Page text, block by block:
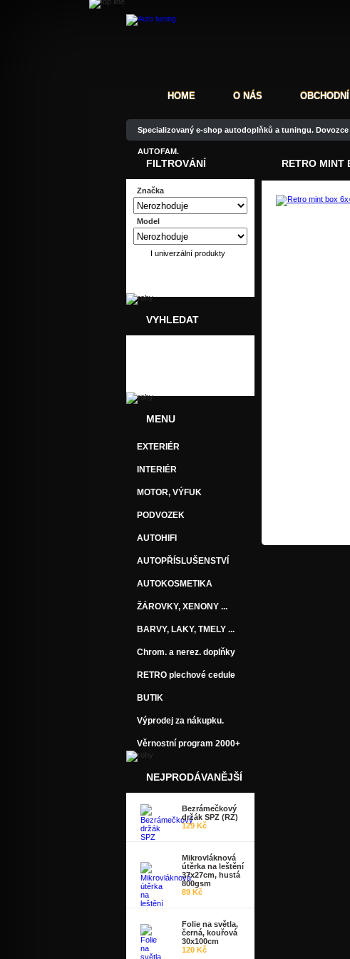
RETRO MINT
FILTROVÁNÍ
Značka
Model
I univerzální produkty
VYHLEDAT
MENU
EXTERIÉR
INTERIÉR
MOTOR, VÝFUK
PODVOZEK
AUTOHIFI
AUTOPŘÍSLUŠENSTVÍ
AUTOKOSMETIKA
ŽÁROVKY, XENONY ...
BARVY, LAKY, TMELY ...
Chrom. a nerez. doplňky
RETRO plechové cedule
BUTIK
Výprodej za nákupku.
Věrnostní program 2000+
NEJPRODÁVANĚJŠÍ
Bezrámečkový
držák SPZ (RZ)
129 Kč
Mikrovláknová
útěrka na leštění
37x27cm, hustá
800gsm
89 Kč
Folie na světla,
černá, kouřová
30x100cm
120 Kč
HOME O NÁS
Specializovaný e-shop autodoplňků a tuningu.
AUTOFAM.